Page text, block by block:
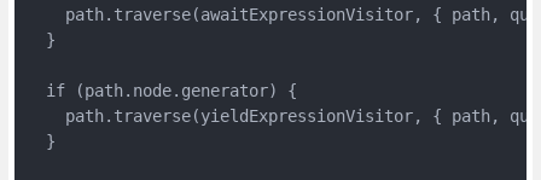
path.traverse(awaitExpressionVisitor, { path,
  }
  if (path.node.generator) {
path.traverse(yieldExpressionVisitor, { path,
  }